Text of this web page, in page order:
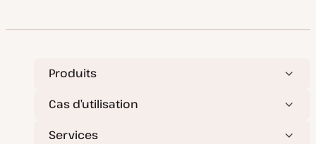
s
u
b
Produits
Cas d’utilisation
Services